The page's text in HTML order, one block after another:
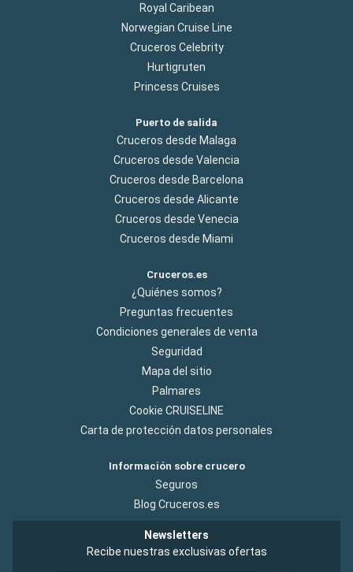
Royal Caribean
Norwegian Cruise Line
Cruceros Celebrity
Hurtigruten
Princess Cruises
Puerto de salida
Cruceros desde Malaga
Cruceros desde Valencia
Cruceros desde Barcelona
Cruceros desde Alicante
Cruceros desde Venecia
Cruceros desde Miami
Cruceros.es
¿Quiénes somos?
Preguntas frecuentes
Condiciones generales de venta
Seguridad
Mapa del sitio
Palmares
Cookie CRUISELINE
Carta de protección datos personales
Información sobre crucero
Seguros
Blog Cruceros.es
Newsletters
Recibe nuestras exclusivas ofertas